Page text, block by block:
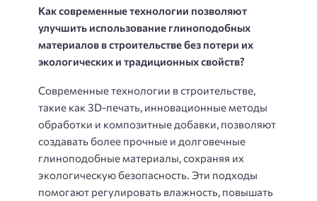
Как современные технологии позволяют
улучшить использование глиноподобных
материалов в строительстве без потери их
экологических и традиционных свойств?
Современные технологии в строительстве,
такие как 3D-печать, инновационные методы
обработки и композитные добавки, позволяют
создавать более прочные и долговечные
глиноподобные материалы, сохраняя их
экологическую безопасность. Эти подходы
помогают регулировать влажность, повышать